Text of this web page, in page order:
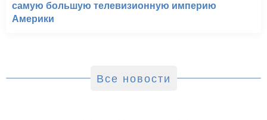
самую большую телевизионную империю
Америки
Все новости